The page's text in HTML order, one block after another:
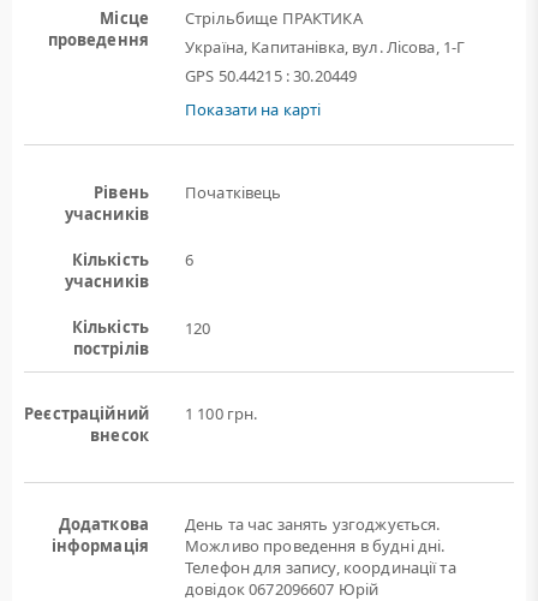
Місце
проведення
Стрільбище ПРАКТИКА
Україна, Капитанівка, вул. Лісова, 1-Г
GPS 50.44215 : 30.20449
Показати на карті
Рівень
учасників
Початківець
Кількість
учасників
6
Кількість
пострілів
120
Реєстраційний
внесок
1 100 грн.
Додаткова
інформація
День та час занять узгоджується.
Можливо проведення в будні дні.
Телефон для запису, координації та
довідок 0672096607 Юрій